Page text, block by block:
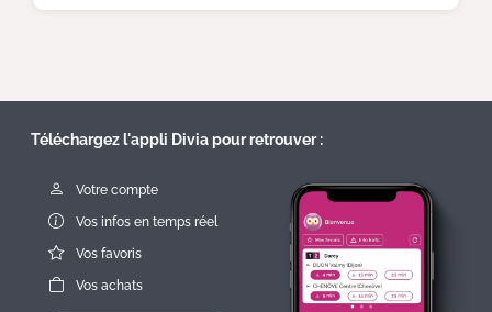
Téléchargez l'appli Divia pour retrouver :
Votre compte
Vos infos en temps réel
Vos favoris
Vos achats